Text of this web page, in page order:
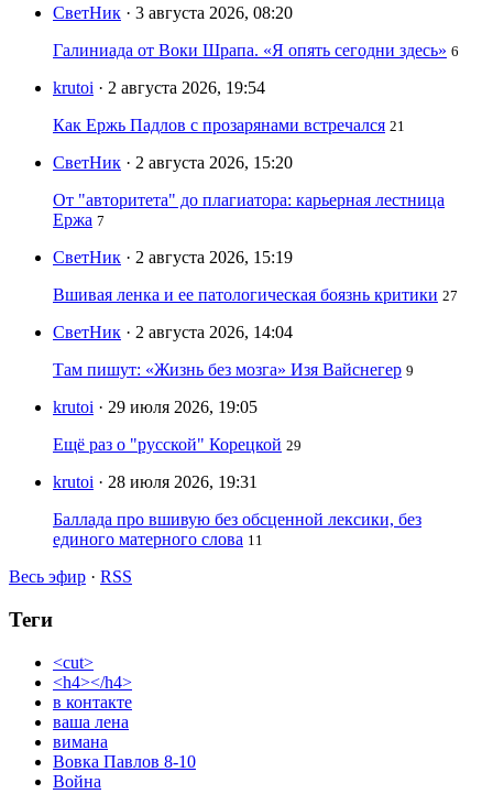
СветНик · 3 августа 2026, 08:20
Галиниада от Воки Шрапа. «Я опять сегодни здесь» 6
krutoi · 2 августа 2026, 19:54
Как Ержь Падлов с прозарянами встречался 21
СветНик · 2 августа 2026, 15:20
От "авторитета" до плагиатора: карьерная лестница
Ержа 7
СветНик · 2 августа 2026, 15:19
Вшивая ленка и ее патологическая боязнь критики 27
СветНик · 2 августа 2026, 14:04
Там пишут: «Жизнь без мозга» Изя Вайснегер 9
krutoi · 29 июля 2026, 19:05
Ещё раз о "русской" Корецкой 29
krutoi · 28 июля 2026, 19:31
Баллада про вшивую без обсценной лексики, без
единого матерного слова 11
Весь эфир · RSS
Теги
<cut>
<h4></h4>
в контакте
ваша лена
вимана
Вовка Павлов 8-10
Война